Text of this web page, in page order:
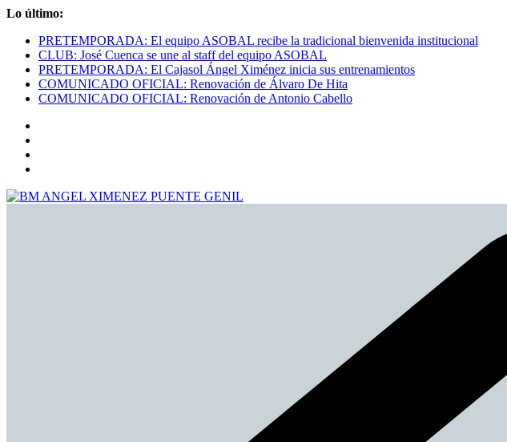
Saltar
contenido
Lo último:
PRETEMPORADA: El equipo ASOBAL recibe la tradicional bienvenida institucional
CLUB: José Cuenca se une al staff del equipo ASOBAL
PRETEMPORADA: El Cajasol Ángel Ximénez inicia sus entrenamientos
COMUNICADO OFICIAL: Renovación de Álvaro De Hita
COMUNICADO OFICIAL: Renovación de Antonio Cabello